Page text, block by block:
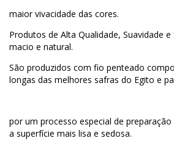
maior vivacidade das cores.
Produtos de Alta Qualidade, Suavidade
macio e natural.
São produzidos com fio penteado
longas das melhores safras do Egito e
por um processo especial de
a superfície mais lisa e sedosa.